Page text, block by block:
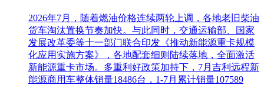
2026年7月，随着燃油价格连续两轮上调，各地老旧柴油
货车淘汰置换节奏加快。与此同时，交通运输部、国家
发展改革委等十一部门联合印发《推动新能源重卡规模
化应用实施方案》，各地配套细则陆续落地，全面激活
新能源重卡市场。多重利好政策加持下，7月吉利远程新
能源商用车整体销量18486台，1-7月累计销量107589